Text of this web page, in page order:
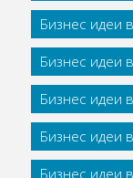
Бизнес идеи
Бизнес идеи
Бизнес идеи
Бизнес идеи
Бизнес идеи